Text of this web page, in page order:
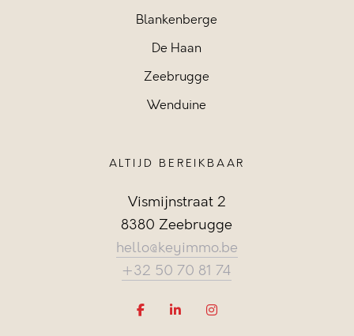
Blankenberge
De Haan
Zeebrugge
Wenduine
ALTIJD BEREIKBAAR
Vismijnstraat 2
8380 Zeebrugge
hello@keyimmo.be
+32 50 70 81 74